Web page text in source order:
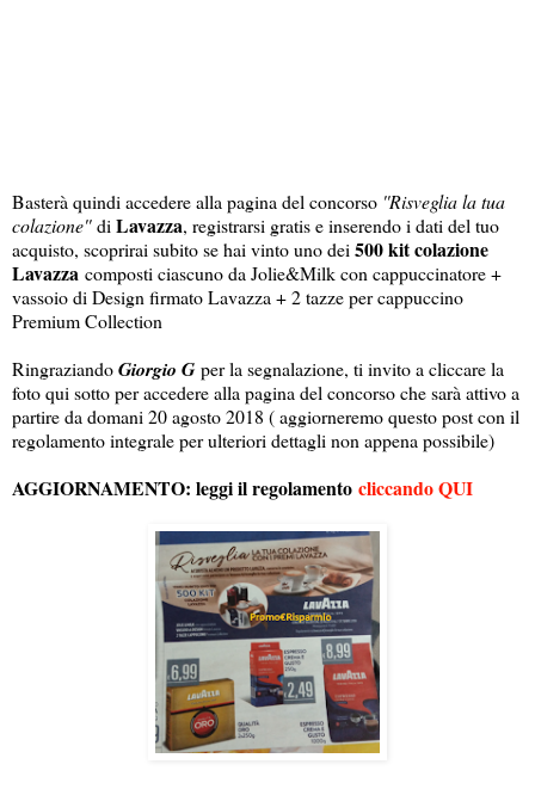
Basterà quindi accedere alla pagina del concorso ''Risveglia la tua
colazione''di Lavazza, registrarsi gratis e inserendo i dati del tuo
acquisto, scoprirai subito se hai vinto uno dei 500 kit colazione
Lavazza composti ciascuno da Jolie&Milk con cappuccinatore +
vassoio di Design firmato Lavazza + 2 tazze per cappuccino
Premium Collection
RingraziandoGiorgio G per la segnalazione, ti invito a cliccare la
foto qui sotto per accedere alla pagina del concorso che sarà attivo a
partire da domani 20 agosto 2018 ( aggiorneremo questo post con il
regolamento integrale per ulteriori dettagli non appena possibile)
AGGIORNAMENTO: leggi il regolamento cliccando QUI